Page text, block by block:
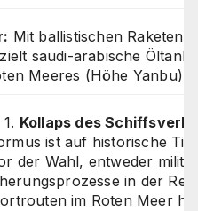
Mit ballistischen Raketen
saudi-arabische
Meeres (Höhe Yanbu)
1. Kollaps des
ist auf historische
der Wahl, entweder
in der
im Roten Meer